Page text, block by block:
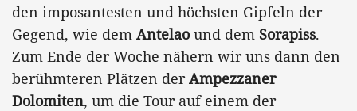
den imposantesten und höchsten Gipfeln der
Gegend, wie dem Antelaound dem Sorapiss.
Zum Ende der Woche nähern wir uns dann den
berühmteren Plätzen derAmpezzaner
Dolomiten, um die Tour auf einem der